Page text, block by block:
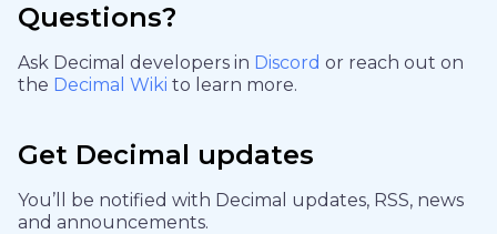
Questions?
Ask Decimal developers in Discord or reach out on
the Decimal Wiki to learn more.
Get Decimal updates
You’ll be notified with Decimal updates, RSS, news
and announcements.